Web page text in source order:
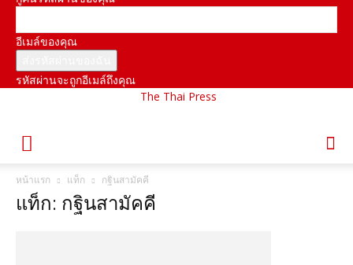
อีเมล์ของคุณ
รหัสผ่านจะถูกอีเมล์ถึงคุณ
The Thai Press
หน้าแรก แท็ก กฐินสามัคคี
แท็ก: กฐินสามัคคี